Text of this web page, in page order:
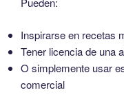
Inspirarse en recetas
Tener licencia de una
O simplemente usar
comercial